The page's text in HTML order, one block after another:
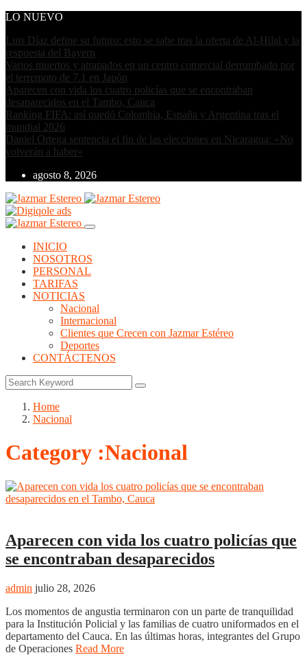
LO NUEVO
Luis Díaz define su futuro: esto se sabe tras la oferta de Al-Hilal y la
respuesta del Bayern
Varios muertos y atrapados en un centro comercial derrumbado por
el terremoto de 7.1 en Japón
Aparecen con vida los cuatro policías que se encontraban
desaparecidos en el Tambo, Cauca
Ranking FIFA: así quedó Colombia, España y Argentina tras el
mundial 2026
Daniel Ortega sentencia el fin de las elecciones en Nicaragua: «No
volverán a haber»
agosto 8, 2026
INICIO
NOSOTROS
PERSONAL
TARIFAS
NOTICIAS
Nacional
Internacional
Clientes que Crecen con Jazmar Estéreo
Deportes
CONTÁCTENOS
Home
Nacional
Category :Nacional
Aparecen con vida los cuatro policías que
se encontraban desaparecidos
admin julio 28, 2026
Los momentos de angustia terminaron con un parte de tranquilidad
para la Institución Policial y las familias de cuatro uniformados en el
departamento del Cauca. En las últimas horas, integrantes del Grupo
de Operaciones Read More